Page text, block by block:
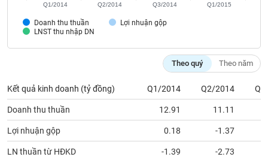
Doanh thu thuần
Lợi nhuận gộp
LNST thu nhập DN
Q1/2014 Q2/2014 Q3/2014 Q1/2015
Theo quý Theo năm
Kết quả kinh doanh (tỷ đồng) Q1/2014 Q2/2014
Doanh thu thuần 12.91 11.11
Lợi nhuận gộp 0.18 -1.37
LN thuần từ HĐKD -1.39 -2.73
Mã
chứng
khoán
(-)